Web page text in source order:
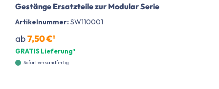
Gestänge Ersatzteile zur Modular Serie
Artikelnummer:SW110001
ab7,50 €¹
GRATIS Lieferung²
Sofort versandfertig